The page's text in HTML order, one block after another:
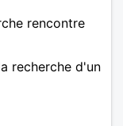
rencontre
recherche d'un